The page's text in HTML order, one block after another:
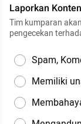
Laporkan Konten
Tim kumparan
pengecekan
Spam,
Memiliki